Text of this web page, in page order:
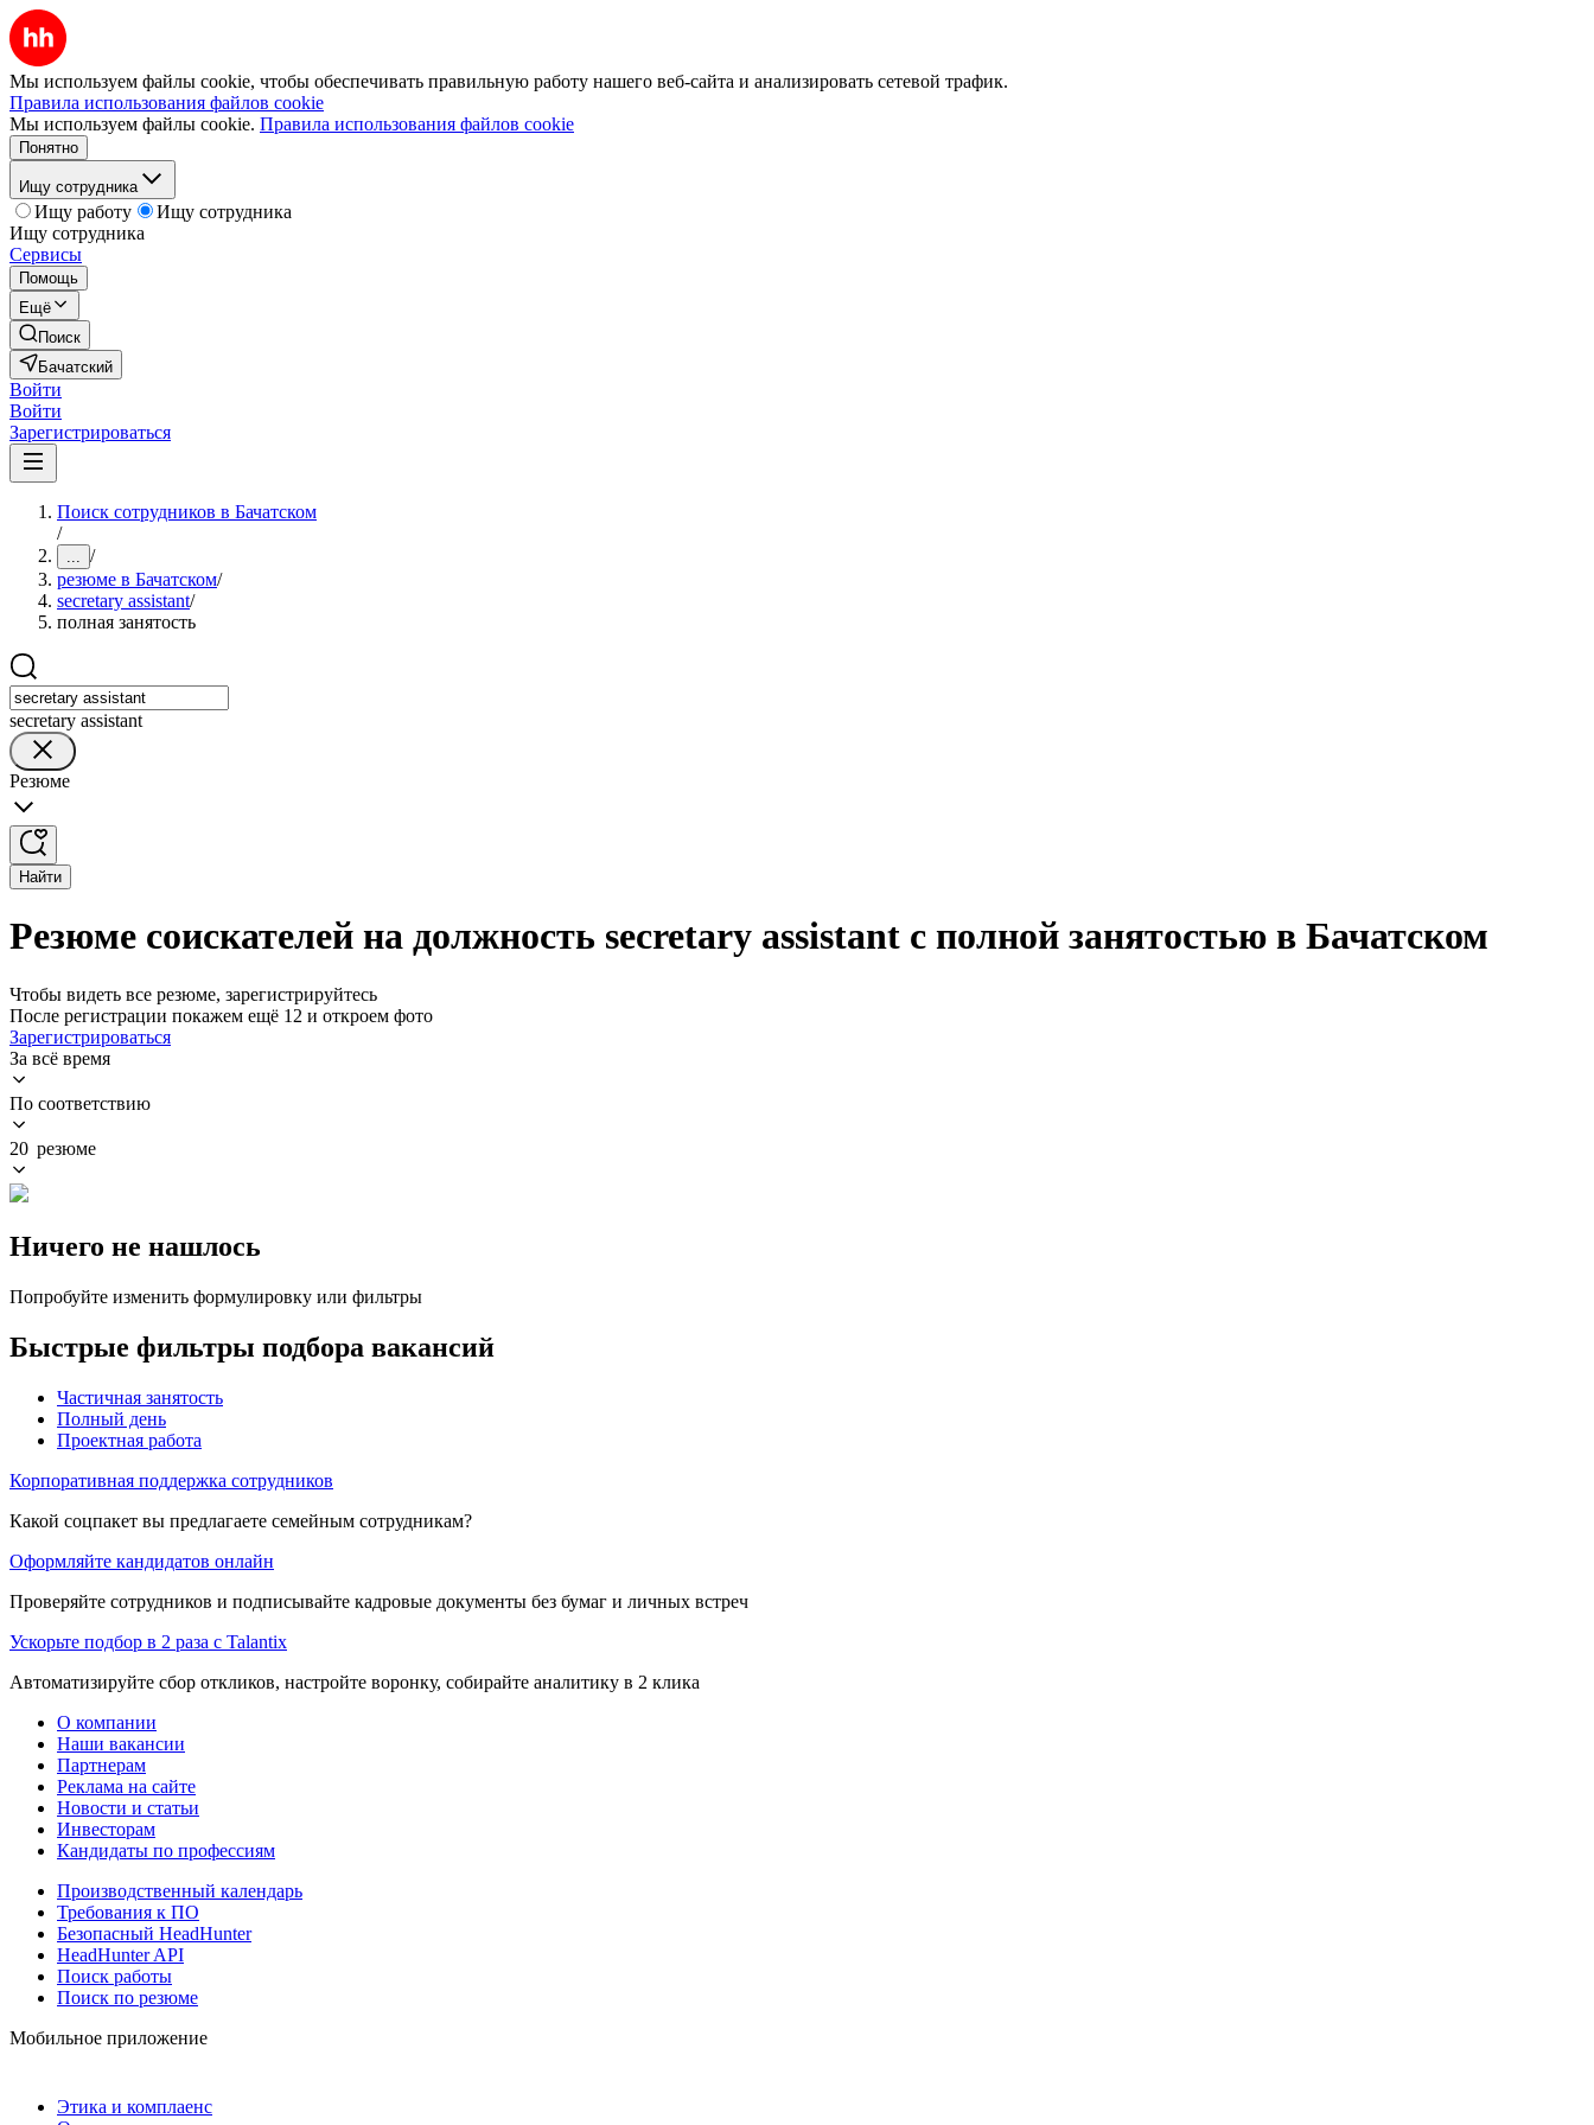
Мы используем файлы cookie, чтобы обеспечивать правильную работу нашего веб-сайта и анализировать сетевой трафик.
Правила использования файлов cookie
Мы используем файлы cookie. Правила использования файлов cookie
Понятно
Ищу сотрудника
Ищу работу
Ищу сотрудника
Ищу сотрудника
Сервисы
Помощь
Ещё
Поиск
Бачатский
Войти
Войти
Зарегистрироваться
Поиск сотрудников в Бачатском
/
... /
резюме в Бачатском/
secretary assistant/
полная занятость
secretary assistant
Резюме
Найти
Резюме соискателей на должность secretary assistant с полной занятостью в Бачатском
Чтобы видеть все резюме, зарегистрируйтесь
После регистрации покажем ещё 12 и откроем фото
Зарегистрироваться
За всё время
По соответствию
20 резюме
Ничего не нашлось
Попробуйте изменить формулировку или фильтры
Быстрые фильтры подбора вакансий
Частичная занятость
Полный день
Проектная работа
Корпоративная поддержка сотрудников
Какой соцпакет вы предлагаете семейным сотрудникам?
Оформляйте кандидатов онлайн
Проверяйте сотрудников и подписывайте кадровые документы без бумаг и личных встреч
Ускорьте подбор в 2 раза с Talantix
Автоматизируйте сбор откликов, настройте воронку, собирайте аналитику в 2 клика
О компании
Наши вакансии
Партнерам
Реклама на сайте
Новости и статьи
Инвесторам
Кандидаты по профессиям
Производственный календарь
Требования к ПО
Безопасный HeadHunter
HeadHunter API
Поиск работы
Поиск по резюме
Мобильное приложение
Этика и комплаенс